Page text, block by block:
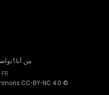
من أنا؟
FR
·
© Jalil Arfaoui
CC-BY-NC 4.0